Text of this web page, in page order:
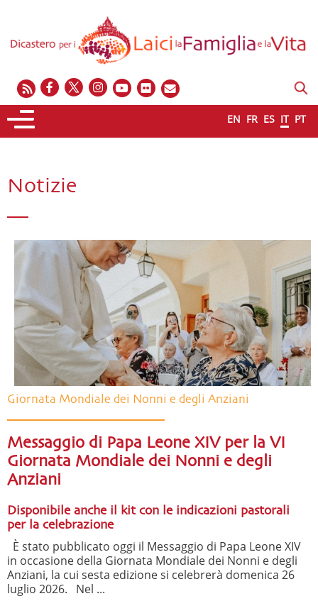
EN FR ES IT PT
Notizie
Giornata Mondiale dei Nonni e degli Anziani
Messaggio di Papa Leone XIV per la VI
Giornata Mondiale dei Nonni e degli
Anziani
Disponibile anche il kit con le indicazioni pastorali
per la celebrazione
È stato pubblicato oggi il Messaggio di Papa Leone XIV
in occasione della Giornata Mondiale dei Nonni e degli
Anziani, la cui sesta edizione si celebrerà domenica 26
luglio 2026. Nel ...